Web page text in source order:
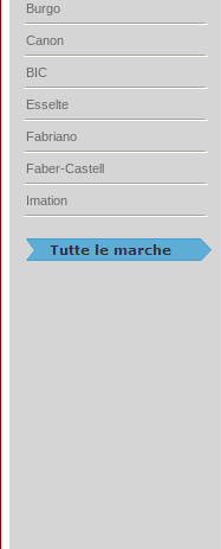
Burgo
Canon
BIC
Esselte
Fabriano
Faber-Castell
Imation